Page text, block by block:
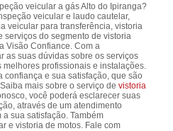
veicular a gás Alto do Ipiranga?
veicular e laudo cautelar,
veicular para transferência, vistoria
serviços do segmento de vistoria
Visão Confiance. Com a
as suas dúvidas sobre os serviços
profissionais e instalações.
confiança e sua satisfação, que são
mais sobre o serviço devistoria
você poderá esclarecer suas
através de um atendimento
sua satisfação. Também
e vistoria de motos. Fale com